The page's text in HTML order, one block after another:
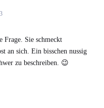
Frage. Sie schmeckt
an sich. Ein bisschen nussig
zu beschreiben. 😉